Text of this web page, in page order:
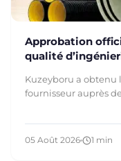
Approbation
qualité
Kuzeyboru a
fournisseur auprès
05 Août 2026 1 min